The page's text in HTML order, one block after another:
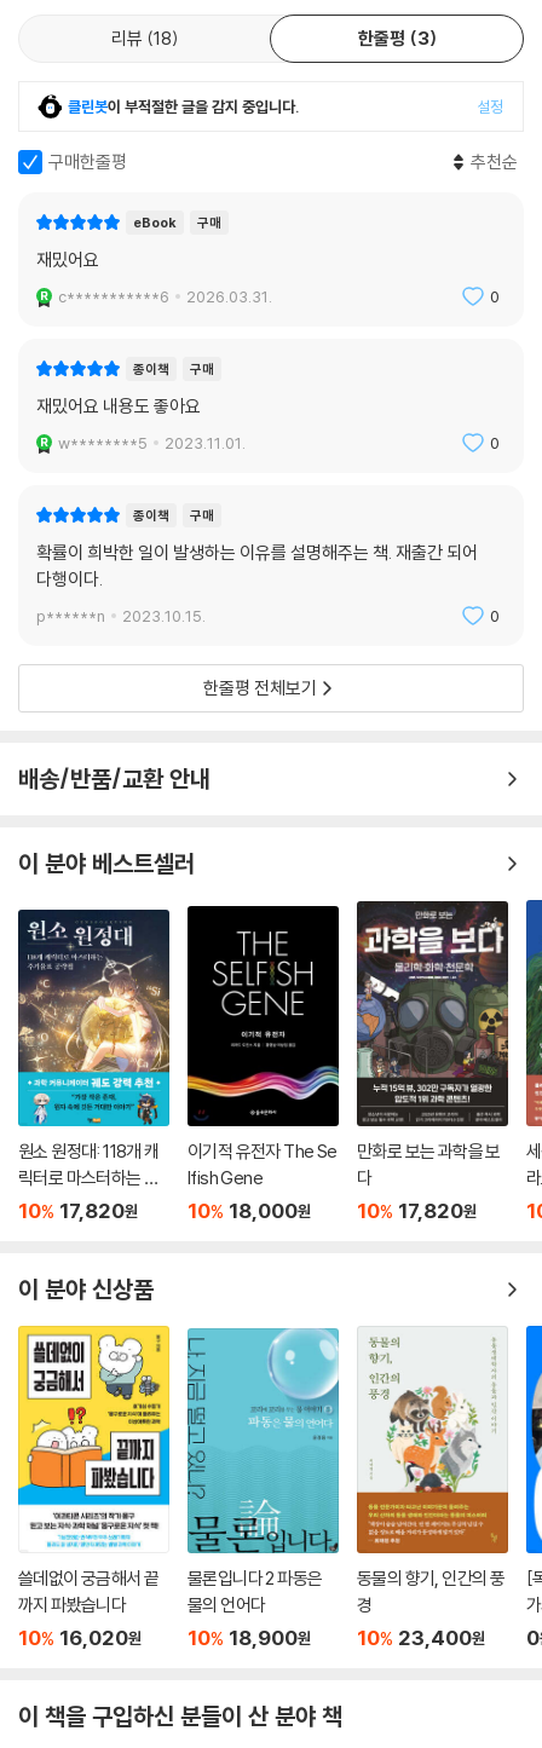
를 결정할 때는 본질적인 무작위성이 개입한다. 또한 선택이 작동한다. 일
부 곤충은 생존해 이듬해에 번식할 확률이 더 높은 장소로 우연히 이동한
다. 녀석들의 자식 세대는 더 따뜻한 곳에서 삶을 시작한다. 이런 서식처의
이동이 눈에 띌 만큼 축적되려면 많은 세대가 필요하다.
--- 「10. 생명과 우주에도 우연은 있다」 중에서
와 제니 케언스-로렌스가 어디로 여행할지 알아보고 그곳을 피하라. 두 사
람은 2001년 9월 11일 테러범들이 납치한 비행기가 세계무역센터와 충돌
할 때 뉴욕에 있었다. 2005년 7월 7일 런던 지하철에서 폭탄 테러가 일어
변호사 존 우즈의 사연도 만만치 않다. 1988년 12월 21일, 그는 팬암 항공
103편기 예약을 취소했다. 파티에 참석하기 위해서였다. 그 비행기는 스코
틀랜드 로커비 상공에서 폭파되었다. 1993년 2월 26일, 그가 세계무역센
무실을 떠났다.
우연의 법칙을 이해하고 나면, 이 사건들은 전혀 놀랍지 않다.
--- 「나오며: 기적은 전혀 놀라운 일이 아니다」 중에서
에서 말을 타고 가다가 벼락을 맞아 한동안 하반신이 마비되었다. 이 일을
겪은 후 그는 캐나다로 이주해 낚시에 취미를 붙였다. 그런데 1924년에 그
가 나무 밑에 앉아 낚시를 하는데, 나무가 벼락을 맞았다. 이 일로 그는 몸
의 오른편이 마비되었다. 이후 다행히 회복했지만 1930년에는 공원에서
년에 죽었는데, 사인은 벼락이 아니었다. 그러나 실수를 만회하기라도 하
취미를 붙였더라면 그의 삶은 확실히 덜 위험했을 것이다. 모형의 미세한
우연의 법칙 5.
많다. 게다가 철자들이 꼭 연달아 있을 필요는 없으며 다른 배치들도 허용
된다. 예컨대 찾는 철자들이 일정한 간격으로 떨어져 있어도 되고, 해당 페
록 탐색 범위를 확장하면, 원하는 철자 열을 발견할 확률을 얼마든지 높일
라고 외치는 누군가를 여태 발견하지 못했다).
암호 발견 확률을 높이는 방법은 더 있다. 일치의 기준까지 완화하면, 확률
탐색했지만, 철자법이 약간 틀린 hlpe, hepl 등까지 일치로 인정할 수도
있다. 그러면 일치로 인정할 철자 열을 3개 가지게 되므로, 일치를 발견할
는 두 철자 열이 정확히 하나씩 (철자 4개를 철자 간 간격으로 두고) 추가
로 숨어 있다. 다른 데 보기 효과는 살펴보는 장소의 개수를 늘리는 반면,
이 우연의 법칙을 활용한다면 우리 삶도 바꿀 수도 있다. 예를 들어 ‘로
또’를 사는 게 얼마나 부질없는 짓인지, 하지만 ‘굳이’ 로또를 사겠다면 현
명하게 번호를 선택하는 방법이 무엇인지 알게 된다. 덧붙이자면, 데이비
드 핸드는 ‘로또 당첨 확률’ 자체를 높일 수 있는 방법은 없지만, 당첨됐을
때 가장 큰 당첨금을 받을 수 있는 방법은 있다고 말한다. 바로 ‘다른 사람
들이 절대 생각할 수 없는 패턴’으로 번호를 고르는 것이다. 그래야 설령 로
또에 당첨되더라도 당첨금을 나눠 가져야 할 경쟁자를 줄일 수 있다. 그리
고 인간이 생각할 수 있는 모든 패턴은 사실 타인도 똑같이 생각해 낼 수 있
는 것이므로, 아예 ‘자동(랜덤)’으로 복권을 살 것을 권한다.
주가는 왜 순식간에 대폭락하는지도 깨닫게 되고, 인간은 어떻게 ‘우연’을
습을 갖출 수 있었는지 알게 된다. 우연이 일어나는 스펙트럼은 굉장히 넓
다. 우연을 관통하는 법칙을 제대로 이해한다면 인간사 전반을 이해할 수
있다고 해도 과언이 아니다. 그리고 그 깨달음은 삶을 실제로 변화시킬 수
있는 중대한 힌트가 될 것이다.
《신은 주사위 놀이를 하지 않는다》는 출간되자마자 자연과학서로는 이례
적으로 아마존 종합 순위 200위 안에 진입하는 등 베스트셀러가 되었다.
그리고 지금까지 저자 데이비드 핸드가 이 책의 주제를 갖고 열정적으로
강연을 이어나가고 있는데, 이는 우연을 이해하는 일이 우리 삶에 중요하
기 때문이 아닐까? 《신은 주사위 놀이를 하지 않는다》는 재벌 총수조차 점
괘에 의존해서 중요한 판단을 한다는 한국 사회에서 ‘눈을 밝게 해주는’ 등
리뷰 18 한줄평 3
클린봇이 부적절한 글을 감지 중입니다. 설정
구매한줄평 추천순
eBook 구매
재밌어요
c***********6 2026.03.31. 0
종이책 구매
재밌어요 내용도 좋아요
w********5 2023.11.01. 0
종이책 구매
확률이 희박한 일이 발생하는 이유를 설명해주는 책. 재출간 되어
다행이다.
p******n 2023.10.15. 0
한줄평 전체보기
배송/반품/교환 안내
이 분야 베스트셀러
원소 원정대: 118개 캐
릭터로 마스터하는 주
기율표 공략집
10% 17,820원
이기적 유전자 The Se
lfish Gene
10% 18,000원
만화로 보는 과학을 보
다
10% 17,820원
이 분야 신상품
쓸데없이 궁금해서 끝
까지 파봤습니다
10% 16,020원
물론입니다 2 파동은
물의 언어다
10% 18,900원
동물의 향기, 인간의 풍
경
10% 23,400원
[
0
이 책을 구입하신 분들이 산 분야 책